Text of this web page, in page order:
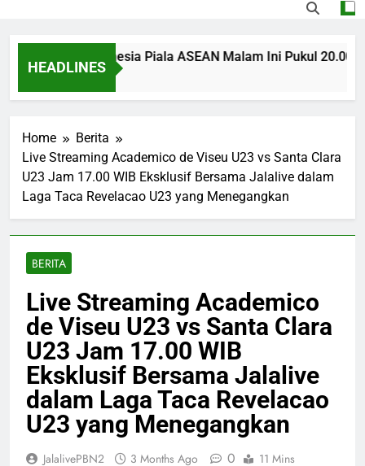
HEADLINES
vs Indonesia Piala ASEAN Malam Ini Pukul 20.00
Home
Berita
Live Streaming Academico de Viseu U23 vs Santa Clara
U23 Jam 17.00 WIB Eksklusif Bersama Jalalive dalam
Laga Taca Revelacao U23 yang Menegangkan
BERITA
Live Streaming Academico
de Viseu U23 vs Santa Clara
U23 Jam 17.00 WIB
Eksklusif Bersama Jalalive
dalam Laga Taca Revelacao
U23 yang Menegangkan
JalalivePBN2 3 Months Ago 0 11 Mins